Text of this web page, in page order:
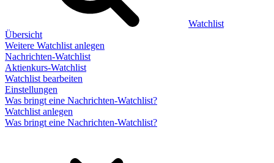
Watchlist
Übersicht
Weitere Watchlist anlegen
Nachrichten-Watchlist
Aktienkurs-Watchlist
Watchlist bearbeiten
Einstellungen
Was bringt eine Nachrichten-Watchlist?
Watchlist anlegen
Was bringt eine Nachrichten-Watchlist?